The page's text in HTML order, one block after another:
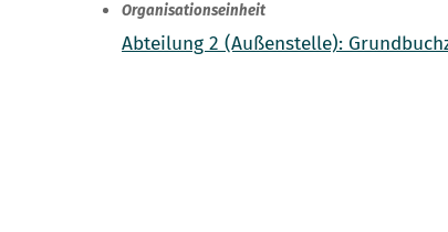
Organisationseinheit
Abteilung 2 (Außenstelle):